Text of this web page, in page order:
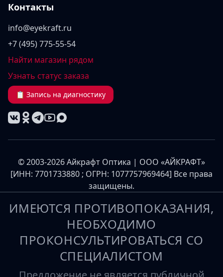
Контакты
info@eyekraft.ru
+7 (495) 775-55-54
Найти магазин рядом
Узнать статус заказа
📋 Запись на диагностику
© 2003-2026 Айкрафт Оптика | ООО «АЙКРАФТ»
[ИНН: 7701733880 ; ОГРН: 1077757969464] Все права
защищены.
ИМЕЮТСЯ ПРОТИВОПОКАЗАНИЯ,
НЕОБХОДИМО
ПРОКОНСУЛЬТИРОВАТЬСЯ СО
СПЕЦИАЛИСТОМ